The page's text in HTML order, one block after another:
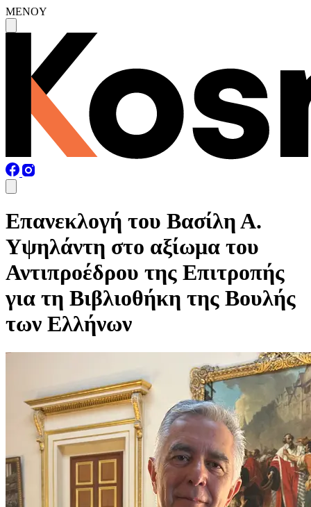
MENOY
Επανεκλογή του Βασίλη Α.
Υψηλάντη στο αξίωμα του
Αντιπροέδρου της Επιτροπής
για τη Βιβλιοθήκη της Βουλής
των Ελλήνων